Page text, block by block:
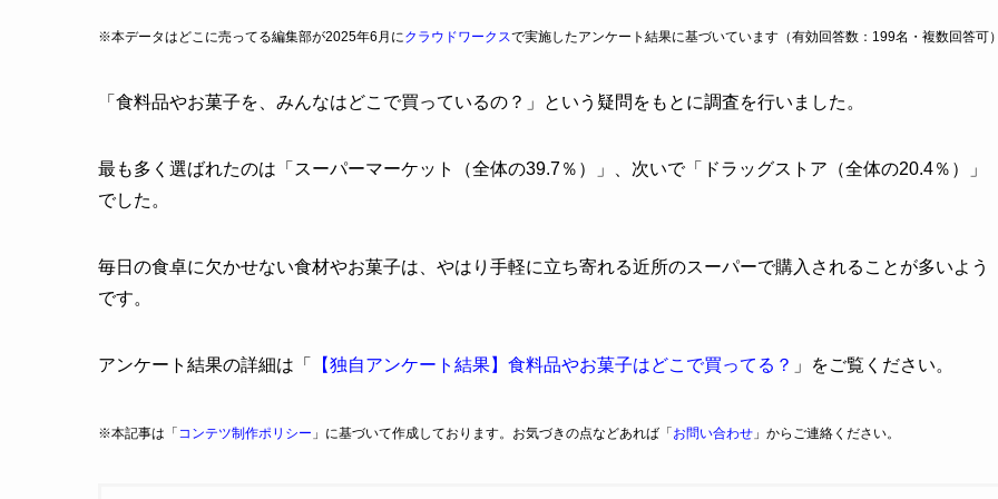
※本データはどこに売ってる編集部が2025年6月にクラウドワークスで実施したアンケート結果に基づいています（有効回答数：199名・複数回答可
「食料品やお菓子を、みんなはどこで買っているの？」という疑問をもとに調査を行いました。
最も多く選ばれたのは「スーパーマーケット（全体の39.7％）」、次いで「ドラッグストア（全体の20.4％）」
でした。
毎日の食卓に欠かせない食材やお菓子は、やはり手軽に立ち寄れる近所のスーパーで購入されることが多いよう
です。
アンケート結果の詳細は「 【独自アンケート結果】食料品やお菓子はどこで買ってる？ 」をご覧ください。
※本記事は「 コンテツ制作ポリシー 」に基づいて作成しております。お気づきの点などあれば「 お問い合わせ 」からご連絡ください。